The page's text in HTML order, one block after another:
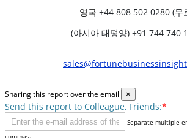
영국 +44 808 502 0280 (무
(아시아 태평양) +91 744 740
Sharing this report over the email ×
Send this report to Colleague, Friends:*
Separate multiple
commas.